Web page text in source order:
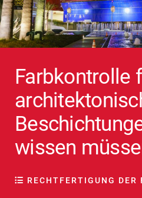
Farbkontrolle
wissen
RECHTFERTIGUNG DER